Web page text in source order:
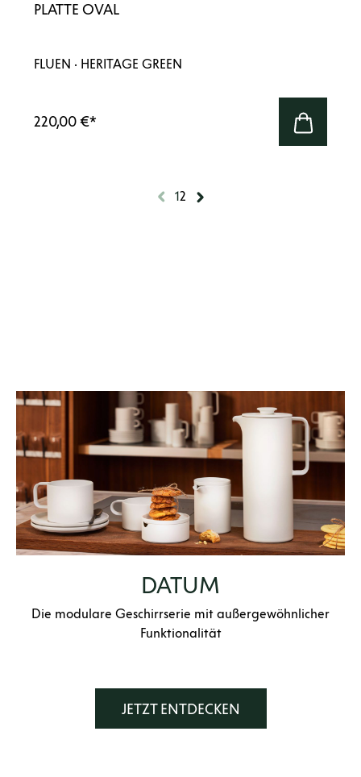
PLATTE OVAL
FLUEN · HERITAGE GREEN
220,00 €*
12
DATUM
Die modulare Geschirrserie mit außergewöhnlicher
Funktionalität
JETZT ENTDECKEN